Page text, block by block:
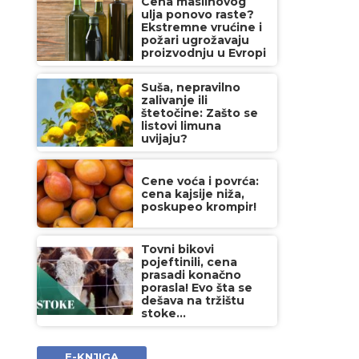
ulja ponovo raste?
Ekstremne vrućine i
požari ugrožavaju
proizvodnju u Evropi
Suša, nepravilno
zalivanje ili
štetočine: Zašto se
listovi limuna
uvijaju?
Cene voća i povrća:
cena kajsije niža,
poskupeo krompir!
Tovni bikovi
pojeftinili, cena
prasadi konačno
porasla! Evo šta se
dešava na tržištu
stoke...